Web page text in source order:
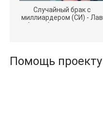
Случайный брак с
миллиардером (СИ) - Лав
Агата (полная версия
Помощь проекту